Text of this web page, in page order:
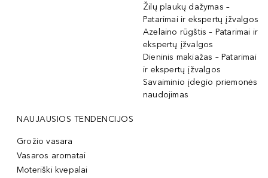
Žilų plaukų dažymas –
Patarimai ir ekspertų įžvalgos
Azelaino rūgštis – Patarimai ir
ekspertų įžvalgos
Dieninis makiažas – Patarimai
ir ekspertų įžvalgos
Savaiminio įdegio priemonės
naudojimas
NAUJAUSIOS TENDENCIJOS
Grožio vasara
Vasaros aromatai
Moteriški kvepalai